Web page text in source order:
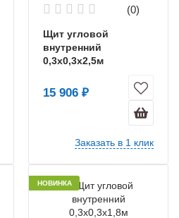
(0)
Щит угловой
внутренний
0,3х0,3х2,5м
15 906 ₽
Заказать в 1 клик
НОВИНКА